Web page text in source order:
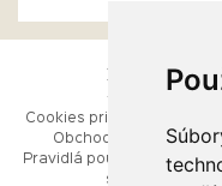
ESHOP
Cookies pri prezeraní
Obchodné podmienky
Pravidlá používania
stránok